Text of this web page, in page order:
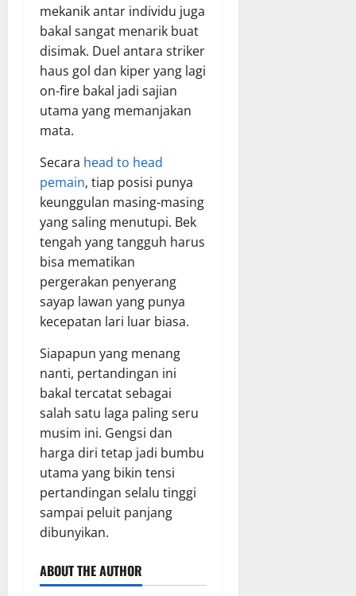
mekanik antar individu juga
bakal sangat menarik buat
disimak. Duel antara striker
haus gol dan kiper yang lagi
on-fire bakal jadi sajian
utama yang memanjakan
mata.
Secara head to head
pemain, tiap posisi punya
keunggulan masing-masing
yang saling menutupi. Bek
tengah yang tangguh harus
bisa mematikan
pergerakan penyerang
sayap lawan yang punya
kecepatan lari luar biasa.
Siapapun yang menang
nanti, pertandingan ini
bakal tercatat sebagai
salah satu laga paling seru
musim ini. Gengsi dan
harga diri tetap jadi bumbu
utama yang bikin tensi
pertandingan selalu tinggi
sampai peluit panjang
dibunyikan.
ABOUT THE AUTHOR